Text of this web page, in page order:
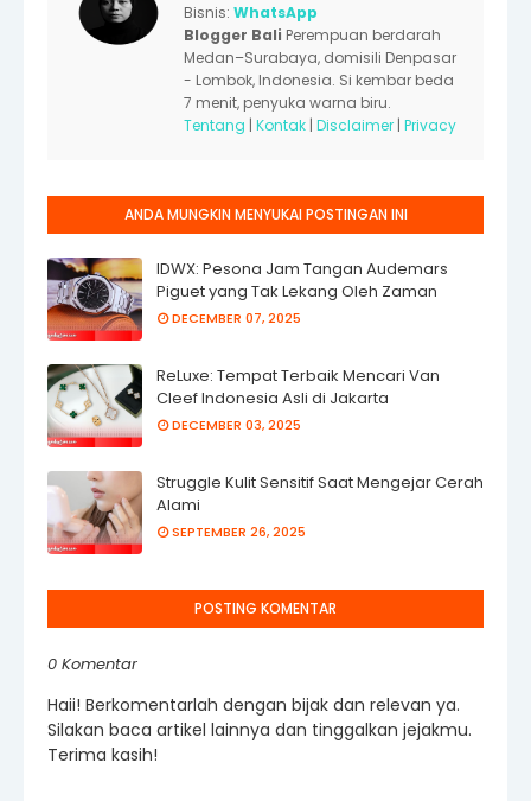
Bisnis: WhatsApp
Blogger Bali Perempuan berdarah
Medan–Surabaya, domisili Denpasar
- Lombok, Indonesia. Si kembar beda
7 menit, penyuka warna biru.
Tentang | Kontak | Disclaimer | Privacy
ANDA MUNGKIN MENYUKAI POSTINGAN INI
IDWX: Pesona Jam Tangan Audemars
Piguet yang Tak Lekang Oleh Zaman
DECEMBER 07, 2025
ReLuxe: Tempat Terbaik Mencari Van
Cleef Indonesia Asli di Jakarta
DECEMBER 03, 2025
Struggle Kulit Sensitif Saat Mengejar Cerah
Alami
SEPTEMBER 26, 2025
POSTING KOMENTAR
0 Komentar
Haii! Berkomentarlah dengan bijak dan relevan ya.
Silakan baca artikel lainnya dan tinggalkan jejakmu.
Terima kasih!